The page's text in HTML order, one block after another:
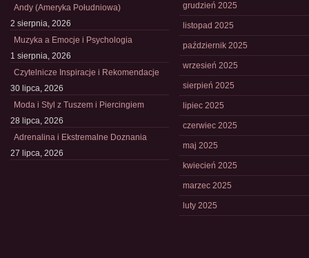
Andy (Ameryka Południowa)
2 sierpnia, 2026
Muzyka a Emocje i Psychologia
1 sierpnia, 2026
Czytelnicze Inspiracje i Rekomendacje
30 lipca, 2026
Moda i Styl z Tuszem i Piercingiem
28 lipca, 2026
Adrenalina i Ekstremalne Doznania
27 lipca, 2026
grudzień 2025
listopad 2025
październik 2025
wrzesień 2025
sierpień 2025
lipiec 2025
czerwiec 2025
maj 2025
kwiecień 2025
marzec 2025
luty 2025